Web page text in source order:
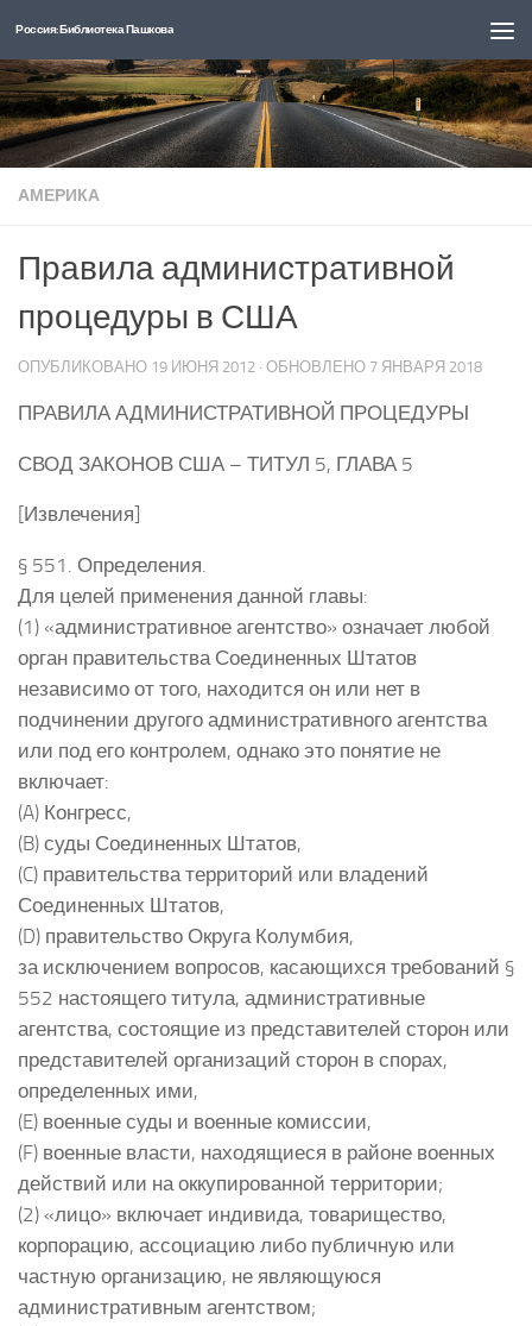
Перейти к содержимому
Россия: Библиотека Пашкова
АМЕРИКА
Правила административной
процедуры в США
ОПУБЛИКОВАНО 19 ИЮНЯ 2012 · ОБНОВЛЕНО 7 ЯНВАРЯ 2018
ПРАВИЛА АДМИНИСТРАТИВНОЙ ПРОЦЕДУРЫ
СВОД ЗАКОНОВ США – ТИТУЛ 5, ГЛАВА 5
[Извлечения]
§ 551. Определения.
Для целей применения данной главы:
(1) «административное агентство» означает любой
орган правительства Соединенных Штатов
независимо от того, находится он или нет в
подчинении другого административного агентства
или под его контролем, однако это понятие не
включает:
(A) Конгресс,
(B) суды Соединенных Штатов,
(C) правительства территорий или владений
Соединенных Штатов,
(D) правительство Округа Колумбия,
за исключением вопросов, касающихся требований §
552 настоящего титула, административные
агентства, состоящие из представителей сторон или
представителей организаций сторон в спорах,
определенных ими,
(E) военные суды и военные комиссии,
(F) военные власти, находящиеся в районе военных
действий или на оккупированной территории;
(2) «лицо» включает индивида, товарищество,
корпорацию, ассоциацию либо публичную или
частную организацию, не являющуюся
административным агентством;